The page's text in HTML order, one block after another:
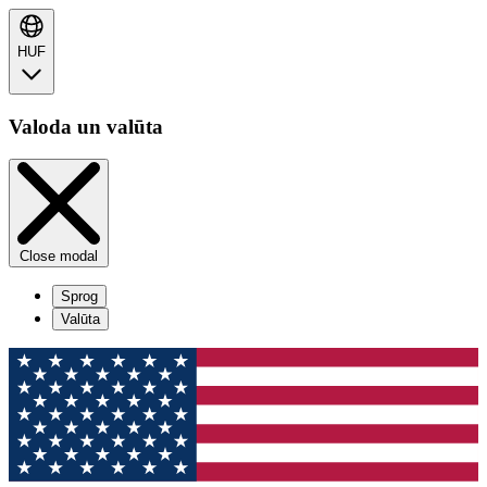
HUF
Valoda un valūta
Close modal
Sprog
Valūta